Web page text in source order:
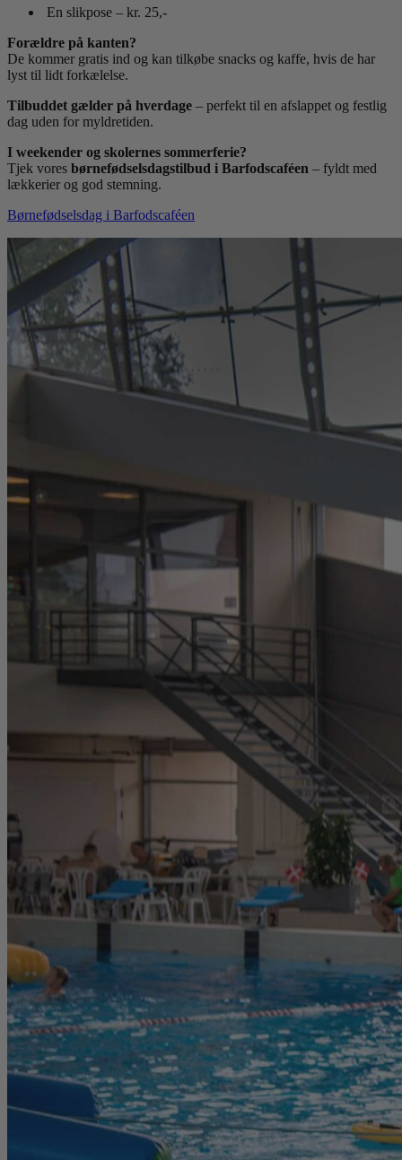
En slikpose – kr. 25,-
Forældre på kanten?
De kommer gratis ind og kan tilkøbe snacks og kaffe, hvis de har
lyst til lidt forkælelse.
Tilbuddet gælder på hverdage – perfekt til en afslappet og festlig
dag uden for myldretiden.
I weekender og skolernes sommerferie?
Tjek vores børnefødselsdagstilbud i Barfodscaféen – fyldt med
lækkerier og god stemning.
Børnefødselsdag i Barfodscaféen